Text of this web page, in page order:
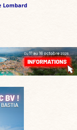
Lombard